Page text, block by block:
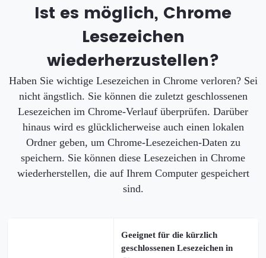
Ist es möglich, Chrome
Lesezeichen
wiederherzustellen?
Haben Sie wichtige Lesezeichen in Chrome verloren? Sei
nicht ängstlich. Sie können die zuletzt geschlossenen
Lesezeichen im Chrome-Verlauf überprüfen. Darüber
hinaus wird es glücklicherweise auch einen lokalen
Ordner geben, um Chrome-Lesezeichen-Daten zu
speichern. Sie können diese Lesezeichen in Chrome
wiederherstellen, die auf Ihrem Computer gespeichert
sind.
Geeignet für die kürzlich
geschlossenen Lesezeichen in